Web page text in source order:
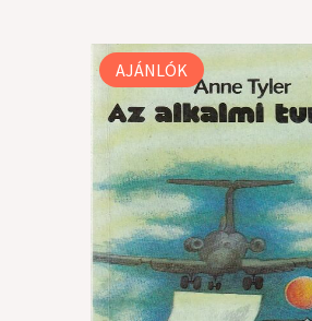
AJÁNLÓK